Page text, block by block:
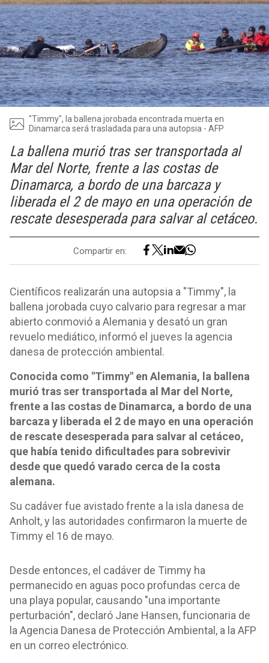
"Timmy", la ballena jorobada encontrada muerta en
Dinamarca será trasladada para una autopsia - AFP
La ballena murió tras ser transportada al
Mar del Norte, frente a las costas de
Dinamarca, a bordo de una barcaza y
liberada el 2 de mayo en una operación de
rescate desesperada para salvar al cetáceo.
Compartir en:
Científicos realizarán una autopsia a "Timmy", la
ballena jorobada cuyo calvario para regresar a mar
abierto conmovió a Alemania y desató un gran
revuelo mediático, informó el jueves la agencia
danesa de protección ambiental.
Conocida como "Timmy" en Alemania, la ballena
murió tras ser transportada al Mar del Norte,
frente a las costas de Dinamarca, a bordo de una
barcaza y liberada el 2 de mayo en una operación
de rescate desesperada para salvar al cetáceo,
que había tenido dificultades para sobrevivir
desde que quedó varado cerca de la costa
alemana.
Su cadáver fue avistado frente a la isla danesa de
Anholt, y las autoridades confirmaron la muerte de
Timmy el 16 de mayo.
Desde entonces, el cadáver de Timmy ha
permanecido en aguas poco profundas cerca de
una playa popular, causando "una importante
perturbación", declaró Jane Hansen, funcionaria de
la Agencia Danesa de Protección Ambiental, a la AFP
en un correo electrónico.